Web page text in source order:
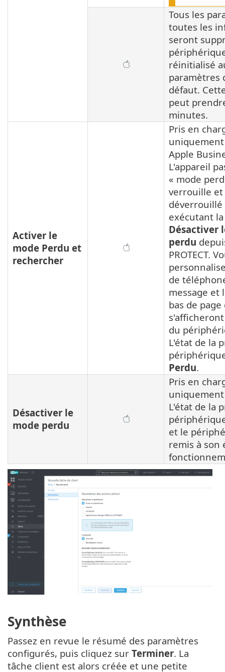
Tous les
toutes les
seront
réinitialisé
paramètres
défaut.
peut
minutes.
Activer le
mode Perdu et
rechercher
Pris en
Apple
L'appareil
« mode
verrouille
déverrouillé
exécutant
Désactiver
perdu
PROTECT.
de
message et
bas de page
du
L'état de la
Perdu.
Désactiver le
mode perdu
Pris en
uniquement
L'état de la
et le
remis à son
Synthèse
Passez en revue le résumé des paramètres
configurés, puis cliquez sur Terminer. La
tâche client est alors créée et une petite